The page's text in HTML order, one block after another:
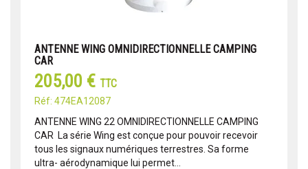
ANTENNE WING OMNIDIRECTIONNELLE CAMPING
CAR
205,00 € TTC
Réf: 474EA12087
ANTENNE WING 22 OMNIDIRECTIONNELLE CAMPING
CAR La série Wing est conçue pour pouvoir recevoir
tous les signaux numériques terrestres. Sa forme
ultra- aérodynamique lui permet...